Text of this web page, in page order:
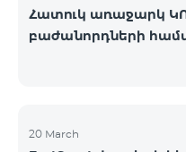
Հատուկ առաջարկ
բաժանորդների
20 March